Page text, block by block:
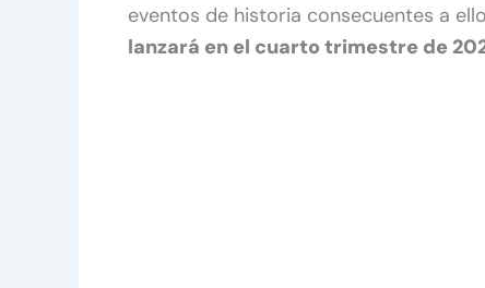
eventos de historia consecuentes a
lanzará en el cuarto trimestre de